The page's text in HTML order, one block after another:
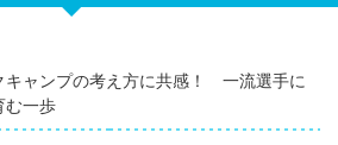
キャンプの考え方に共感！ 一流選手に
む一歩